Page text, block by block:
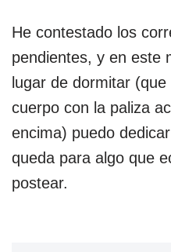
He contestado los
pendientes, y en este
lugar de dormitar
cuerpo con la paliza
encima) puedo
queda para algo que
postear.